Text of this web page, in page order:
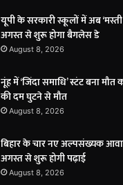
यूपी के सरकारी स्कूलों में अब ‘मस्ती
अगस्त से शुरू होगा बैगलेस डे
August 8, 2026
नूंह में ‘जिंदा समाधि’ स्टंट बना
की दम घुटने से मौत
August 8, 2026
बिहार के चार नए अल्पसंख्यक
अगस्त से शुरू होगी पढ़ाई
August 8, 2026